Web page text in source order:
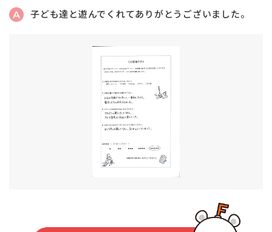
子ども達と遊んでくれてありがとうございました。